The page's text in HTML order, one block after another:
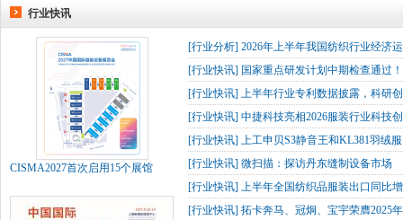
行业快讯
CISMA2027首次启用15个展馆
[行业分析] 2026年上半年我国纺织行业经济
[行业快讯] 国家重点研发计划中期检查通过
[行业快讯] 上半年行业专利数据披露，科研
[行业快讯] 中捷科技亮相2026服装行业科技
[行业快讯] 上工申贝S3静音王和KL381羽绒
[行业快讯] 微扫描：探访丹东缝制设备市场
[行业快讯] 上半年全国纺织品服装出口同比
[行业快讯] 拓卡奔马、冠炯、宝宇荣膺2025